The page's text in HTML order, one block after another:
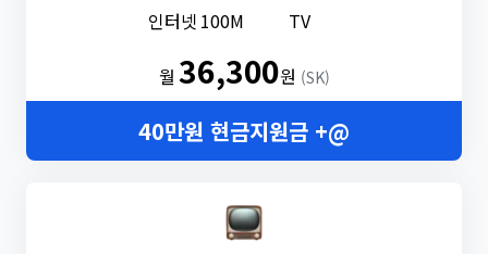
인터넷 100M TV
월36,300원 (SK)
40만원 현금지원금 +@